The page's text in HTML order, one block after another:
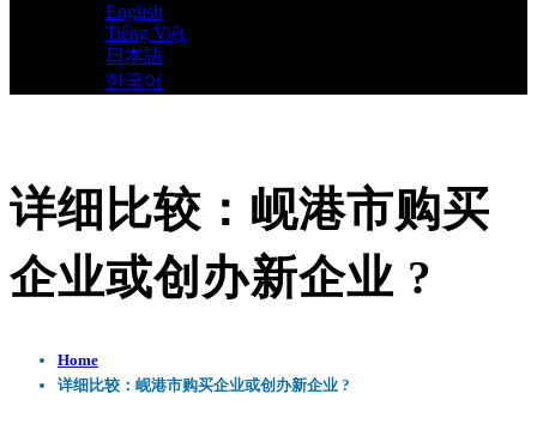
English
Tiếng Việt
日本語
한국어
详细比较：岘港市购买
企业或创办新企业 ?
Home
详细比较：岘港市购买企业或创办新企业 ?